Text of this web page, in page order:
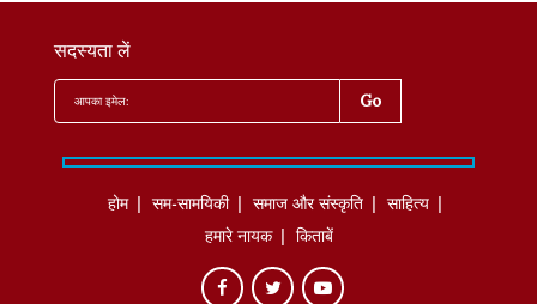
सदस्यता लें
होम सम-सामयिकी समाज और संस्कृति
साहित्‍य
हमारे नायक
किताबें